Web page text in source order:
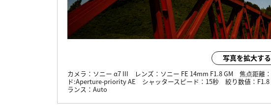
写真を拡大する
カメラ： ソニー α7 III レンズ： ソニー FE 14mm F1.8 GM 焦点距離：
ド:Aperture-priority AE シャッタースピード： 15秒 絞り数値： F1.8
ランス： Auto